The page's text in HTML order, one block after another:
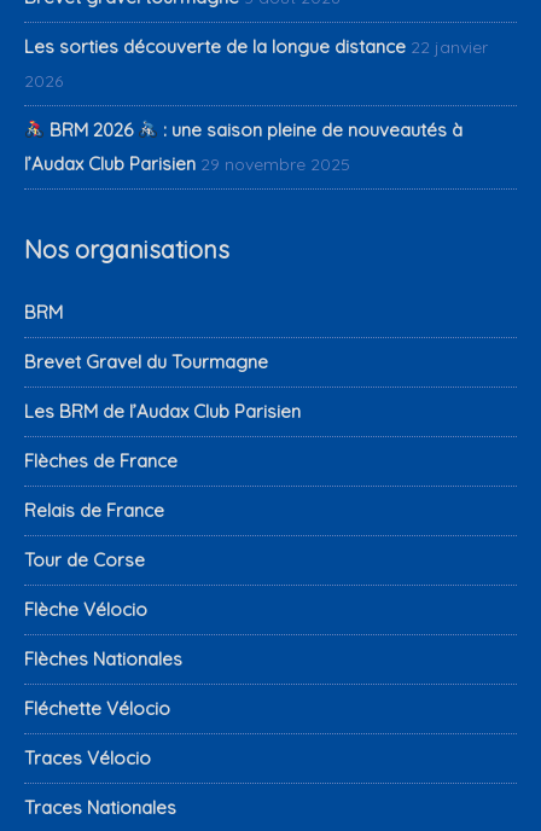
Les sorties découverte de la longue distance 22 janvier
2026
BRM 2026
: une saison pleine de nouveautés à
l’Audax Club Parisien 29 novembre 2025
Nos organisations
BRM
Brevet Gravel du Tourmagne
Les BRM de l’Audax Club Parisien
Flèches de France
Relais de France
Tour de Corse
Flèche Vélocio
Flèches Nationales
Fléchette Vélocio
Traces Vélocio
Traces Nationales